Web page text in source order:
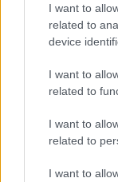
I want to
related to
device
I want to
related to
I want to
related to
I want to
løperes
vil med
variere fra dag
åpning
det blir